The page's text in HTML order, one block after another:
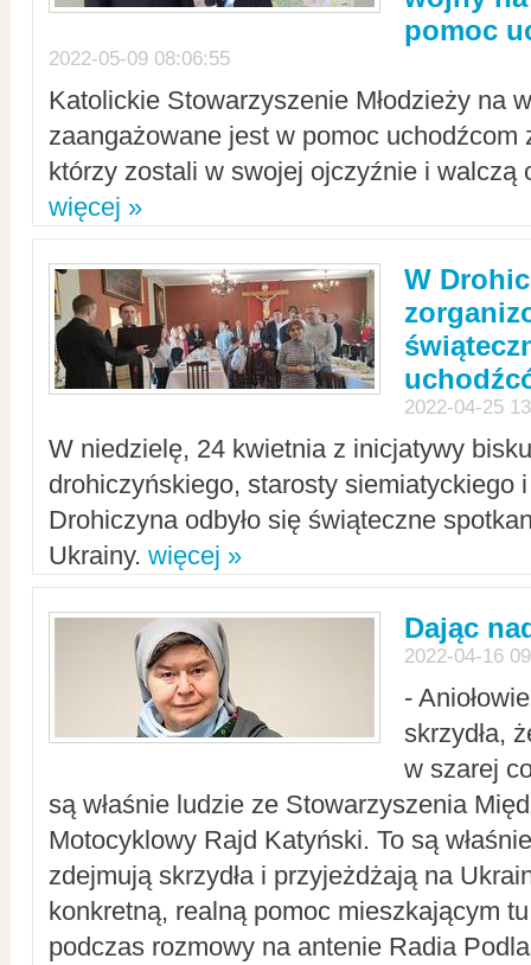
pomoc
2022-05-09 08:06:55
Katolickie Stowarzyszenie Młodzieży na
zaangażowane jest w pomoc uchodźcom
którzy zostali w swojej ojczyźnie i walczą
więcej »
W
2022-04-25
W niedzielę, 24 kwietnia z inicjatywy
drohiczyńskiego, starosty siemiatyckiego
Drohiczyna odbyło się świąteczne
Ukrainy. więcej »
Dając
2022-04-16
-
skrzydła,
w szarej
są właśnie ludzie ze Stowarzyszenia
Motocyklowy Rajd Katyński. To są
zdejmują skrzydła i przyjeżdżają na
konkretną, realną pomoc mieszkającym
podczas rozmowy na antenie Radia